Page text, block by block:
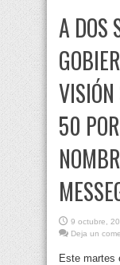
A DOS
50
9 octubre,
Deja un
Este martes